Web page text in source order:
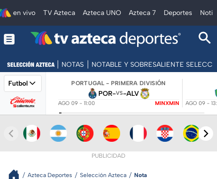
en vivo TV Azteca Azteca UNO Azteca 7 Deportes
NOTAS NOTABLE Y SOBRESALIENTE
Futbol PORTUGAL - PRIMERA DIVISIÓN
POR-VS-ALV
AGO 09 - 11:00 MINXMIN AGO 09 -
PUBLICIDAD
Azteca Deportes Selección Azteca Nota